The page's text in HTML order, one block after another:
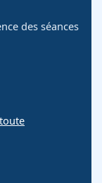
des séances